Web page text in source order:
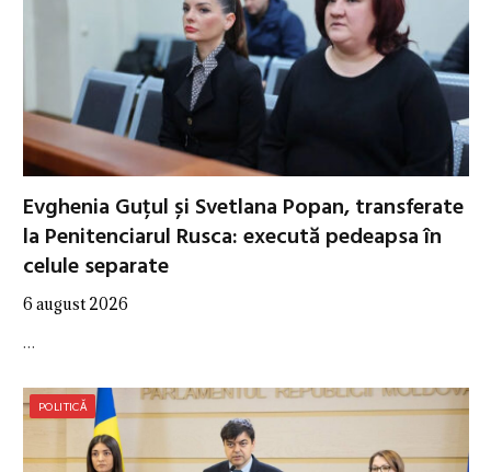
Evghenia Guțul și Svetlana Popan, transferate
la Penitenciarul Rusca: execută pedeapsa în
celule separate
6 august 2026
…
POLITICĂ